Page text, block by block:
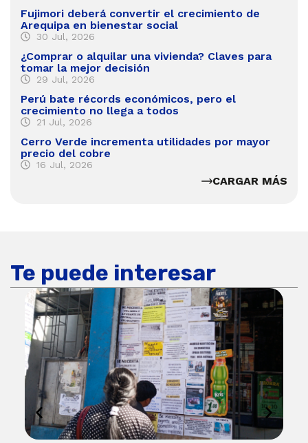
Fujimori deberá convertir el crecimiento de
Arequipa en bienestar social
30 Jul, 2026
¿Comprar o alquilar una vivienda? Claves para
tomar la mejor decisión
29 Jul, 2026
Perú bate récords económicos, pero el
crecimiento no llega a todos
21 Jul, 2026
Cerro Verde incrementa utilidades por mayor
precio del cobre
16 Jul, 2026
CARGAR MÁS
Te puede interesar